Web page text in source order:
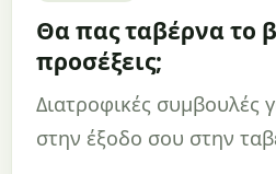
Θα πας ταβέρνα το
προσέξεις;
Διατροφικές συμβουλές
στην έξοδο σου στην